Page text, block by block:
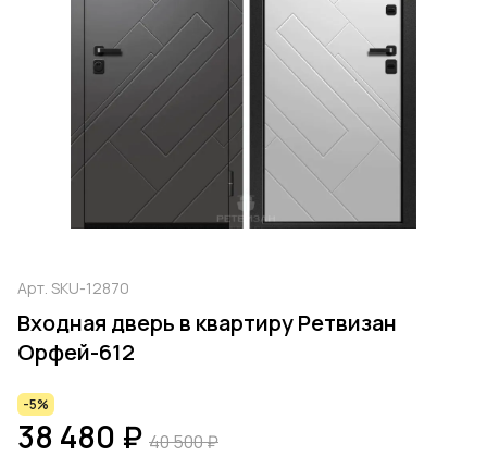
Арт. SKU-12870
Входная дверь в квартиру Ретвизан
Орфей-612
-5%
38 480 ₽ 40 500 ₽